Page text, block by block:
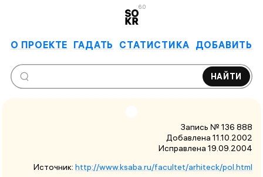
6.0
О ПРОЕКТЕ ГАДАТЬ СТАТИСТИКА ДОБАВИТЬ
НАЙТИ
Запись № 136 888
Добавлена 11.10.2002
Исправлена 19.09.2004
Источник: http://www.ksaba.ru/facultet/arhiteck/pol.html